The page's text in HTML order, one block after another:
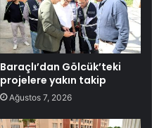
Baraçlı’dan Gölcük’teki
projelere yakın takip
Ağustos 7, 2026